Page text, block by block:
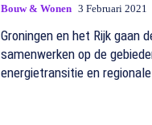
Bouw & Wonen 3 Februari 2021
Groningen en het Rijk gaan
samenwerken op de
energietransitie en